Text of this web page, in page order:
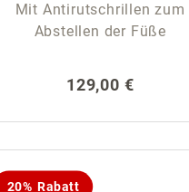
Mit Antirutschrillen zum
Abstellen der Füße
Regulärer Preis:
129,00 €
20% Rabatt